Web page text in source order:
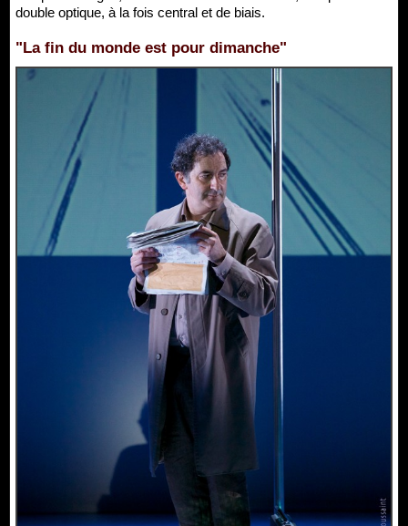
double optique, à la fois central et de biais.
"La fin du monde est pour dimanche"